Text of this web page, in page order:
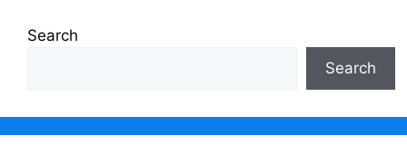
Search
Search